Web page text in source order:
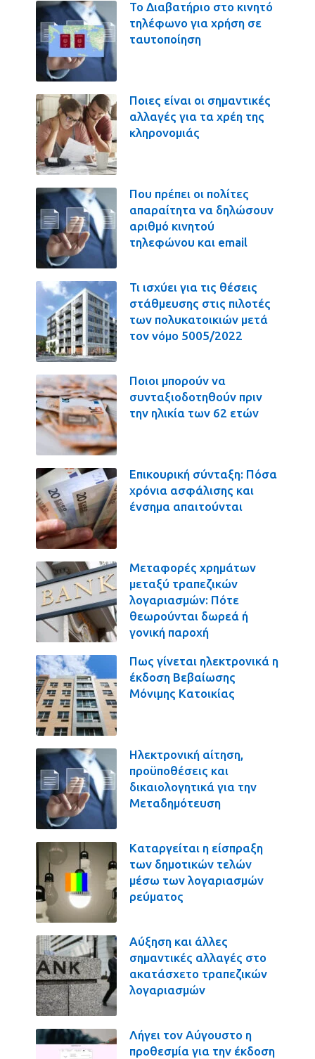
Το Διαβατήριο στο κινητό
τηλέφωνο για χρήση σε
ταυτοποίηση
Ποιες είναι οι σημαντικές
αλλαγές για τα χρέη της
κληρονομιάς
Που πρέπει οι πολίτες
απαραίτητα να δηλώσουν
αριθμό κινητού
τηλεφώνου και email
Τι ισχύει για τις θέσεις
στάθμευσης στις πιλοτές
των πολυκατοικιών μετά
τον νόμο 5005/2022
Ποιοι μπορούν να
συνταξιοδοτηθούν πριν
την ηλικία των 62 ετών
Επικουρική σύνταξη: Πόσα
χρόνια ασφάλισης και
ένσημα απαιτούνται
Μεταφορές χρημάτων
μεταξύ τραπεζικών
λογαριασμών: Πότε
θεωρούνται δωρεά ή
γονική παροχή
Πως γίνεται ηλεκτρονικά η
έκδοση Βεβαίωσης
Μόνιμης Κατοικίας
Ηλεκτρονική αίτηση,
προϋποθέσεις και
δικαιολογητικά για την
Μεταδημότευση
Καταργείται η είσπραξη
των δημοτικών τελών
μέσω των λογαριασμών
ρεύματος
Αύξηση και άλλες
σημαντικές αλλαγές στο
ακατάσχετο τραπεζικών
λογαριασμών
Λήγει τον Αύγουστο η
προθεσμία για την έκδοση